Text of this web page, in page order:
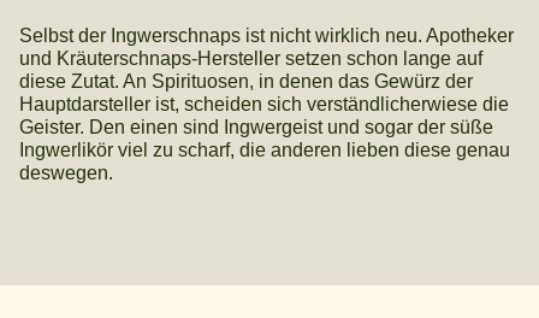
Selbst der Ingwerschnaps ist nicht wirklich neu. Apotheker
und Kräuterschnaps-Hersteller setzen schon lange auf
diese Zutat. An Spirituosen, in denen das Gewürz der
Hauptdarsteller ist, scheiden sich verständlicherwiese die
Geister. Den einen sind Ingwergeist und sogar der süße
Ingwerlikör viel zu scharf, die anderen lieben diese genau
deswegen.